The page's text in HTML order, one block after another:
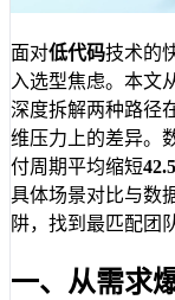
面对低代码技术的
入选型焦虑。本文
深度拆解两种路径
维压力上的差异。
付周期平均缩短
具体场景对比与数
阱，找到最匹配团
一、从需求